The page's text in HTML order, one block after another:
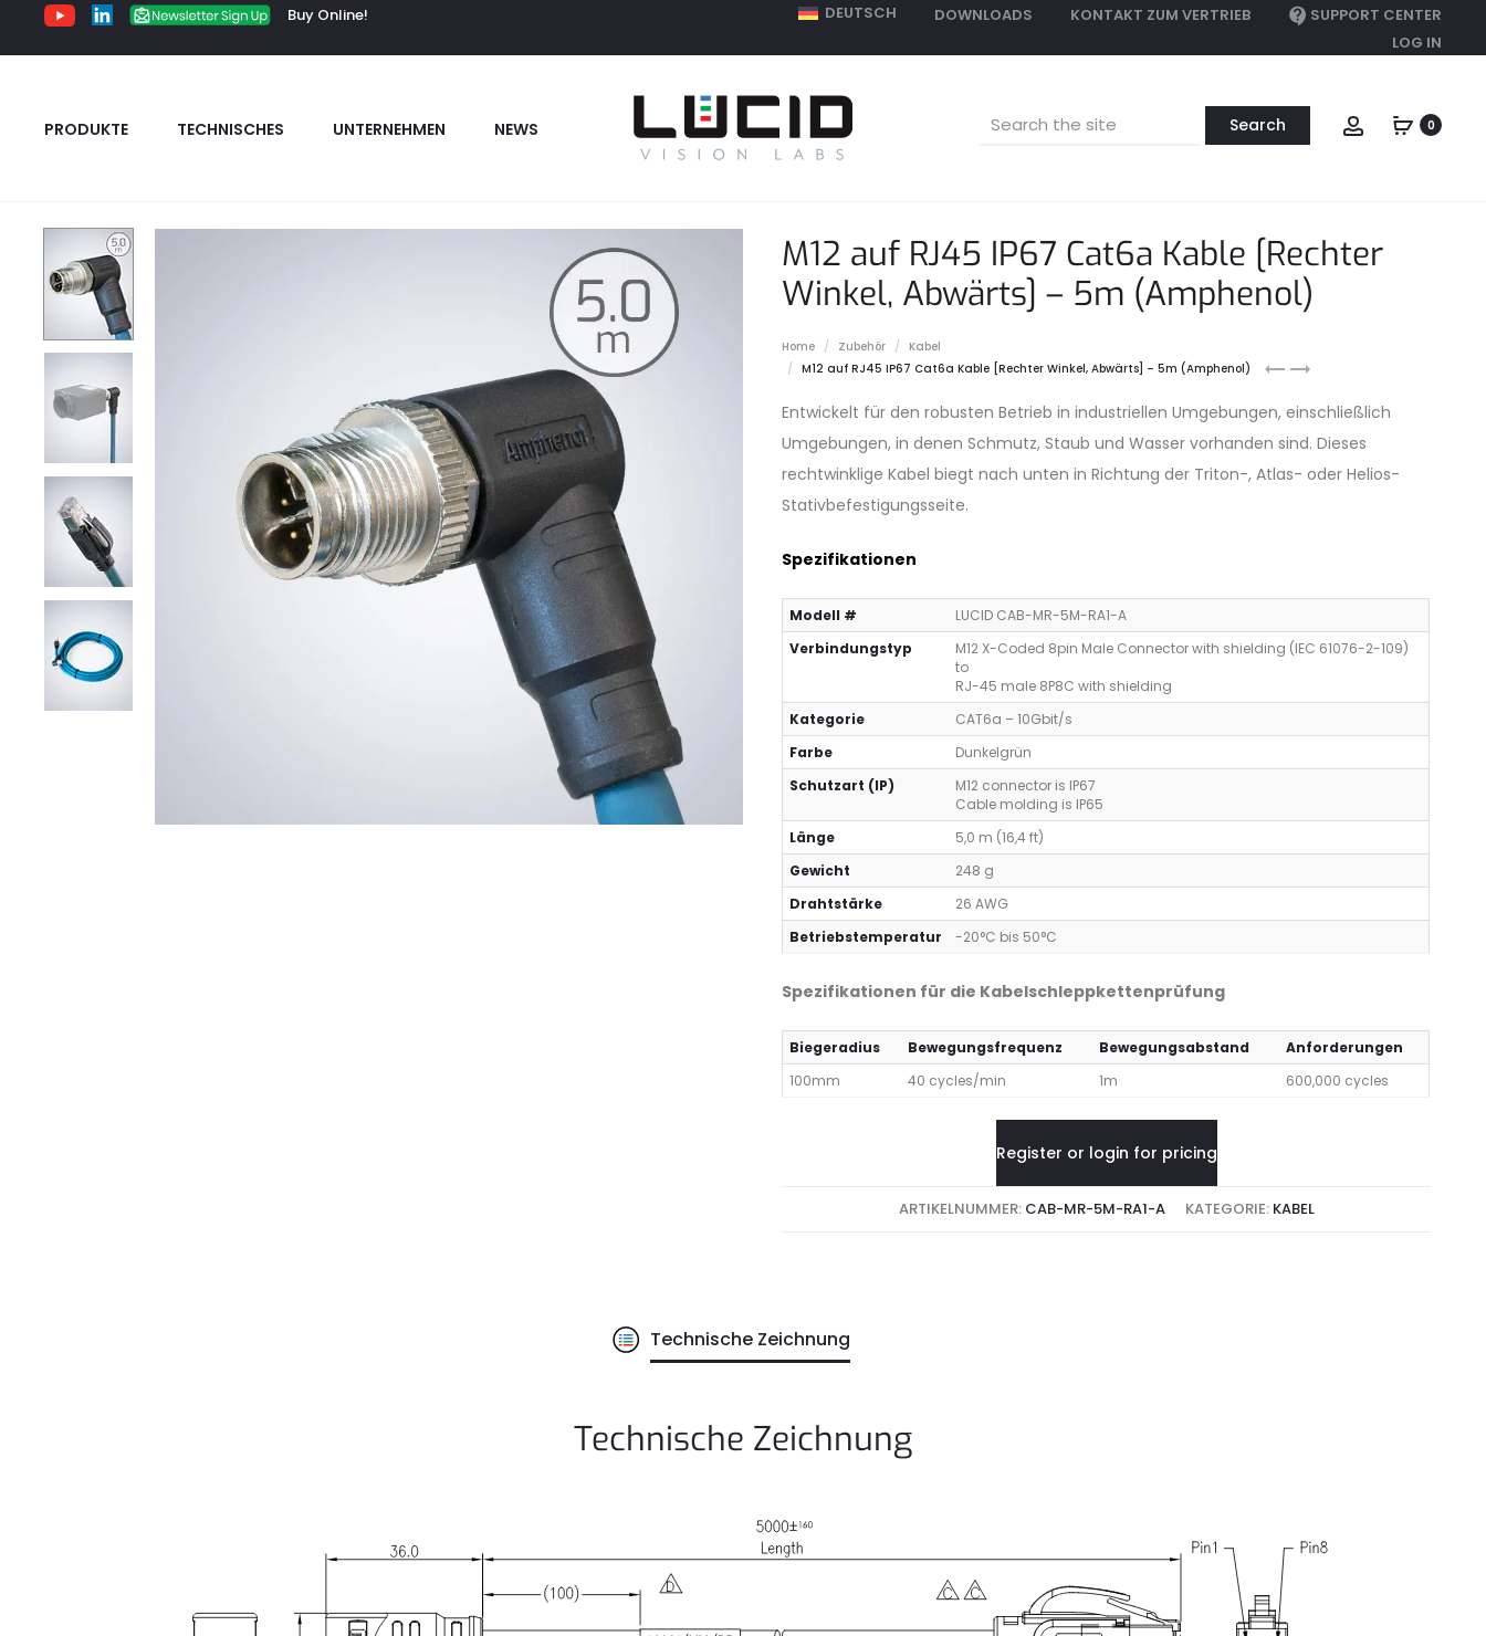
Buy Online! DEUTSCH DOWNLOADS KONTAKT ZUM VERTRIEB
SUPPORT CENTER
LOG IN
PRODUKTE TECHNISCHES UNTERNEHMEN NEWS
Search
Account0
M12 auf RJ45 IP67 Cat6a Kable [Rechter
Winkel, Abwärts] – 5m (Amphenol)
Home Zubehör
Kabel
M12 auf RJ45 IP67 Cat6a Kable [Rechter Winkel, Abwärts] – 5m (Amphenol)
M12
RJ45
IP67
Kable
M12
RJ45
IP67
Cable
Green
Entwickelt für den robusten Betrieb in industriellen Umgebungen, einschließlich
Umgebungen, in denen Schmutz, Staub und Wasser vorhanden sind. Dieses
rechtwinklige Kabel biegt nach unten in Richtung der Triton-, Atlas- oder Helios-
Stativbefestigungsseite.
Spezifikationen
Modell #
LUCID CAB-MR-5M-RA1-A
Verbindungstyp
M12 X-Coded 8pin Male Connector with shielding (IEC 61076-2-109)
to
RJ-45 male 8P8C with shielding
Ka­te­go­rie
CAT6a – 10Gbit/s
Farbe
Dunkelgrün
Schutzart (IP)
M12 connector is IP67
Cable molding is IP65
Länge
5,0 m (16,4 ft)
Gewicht
248 g
Drahtstärke
26 AWG
Betriebstemperatur
-20°C bis 50°C
Spezifikationen für die Kabelschleppkettenprüfung
Biegeradius Bewegungsfrequenz Bewegungsabstand
Anforderungen
100mm
40 cycles/min 1m 600,000 cycles
Register or login for pricing
ARTIKELNUMMER: CAB-MR-5M-RA1-A KATEGORIE: KABEL
Technische Zeichnung
Technische Zeichnung